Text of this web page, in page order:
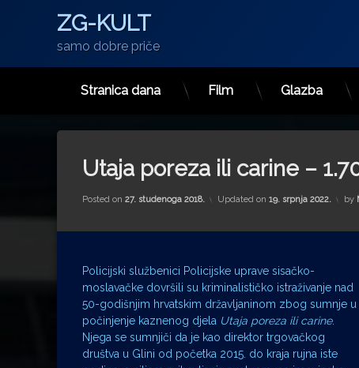
ZG-KULT
samo dobre priče
Stranica dana Film Glazba
Utaja poreza ili carine –
Posted on 27. studenoga 2018. Updated on 19. srpnja 2022. by
Policijski službenici Policijske uprave sisačko-
moslavačke dovršili su kriminalističko istraživanje nad
50-godišnjim hrvatskim državljaninom zbog sumnje u
počinjenje kaznenog djela Utaja poreza ili carine.
Njega se sumnjiči da je kao direktor trgovačkog
društva u Glini od početka 2015. do kraja rujna iste